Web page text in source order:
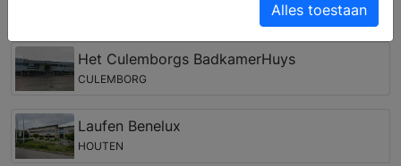
Badkamer winkel in de regio Arkel
Het Culemborgs BadkamerHuys
CULEMBORG
Laufen Benelux
HOUTEN
Alles toestaan